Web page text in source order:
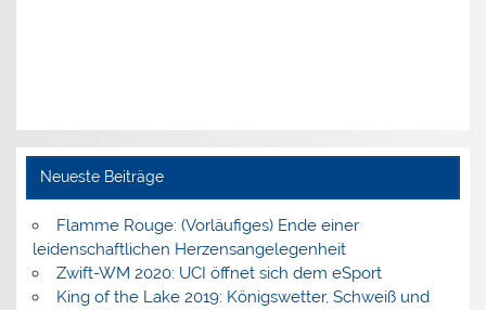
Neueste Beiträge
Flamme Rouge: (Vorläufiges) Ende einer
leidenschaftlichen Herzensangelegenheit
Zwift-WM 2020: UCI öffnet sich dem eSport
King of the Lake 2019: Königswetter, Schweiß und